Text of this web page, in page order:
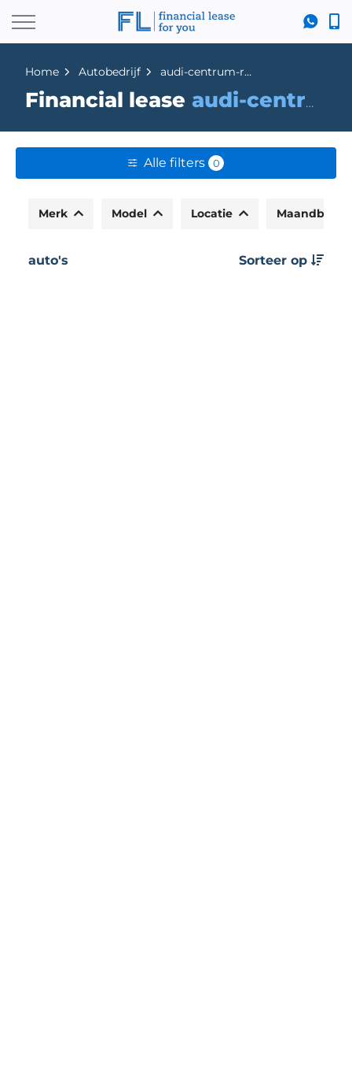
Home Autobedrijf audi-centrum-roosendaal
Financial lease audi-centrum-roosendaal
Alle filters 0
Merk Model Locatie
auto's Sorteer op